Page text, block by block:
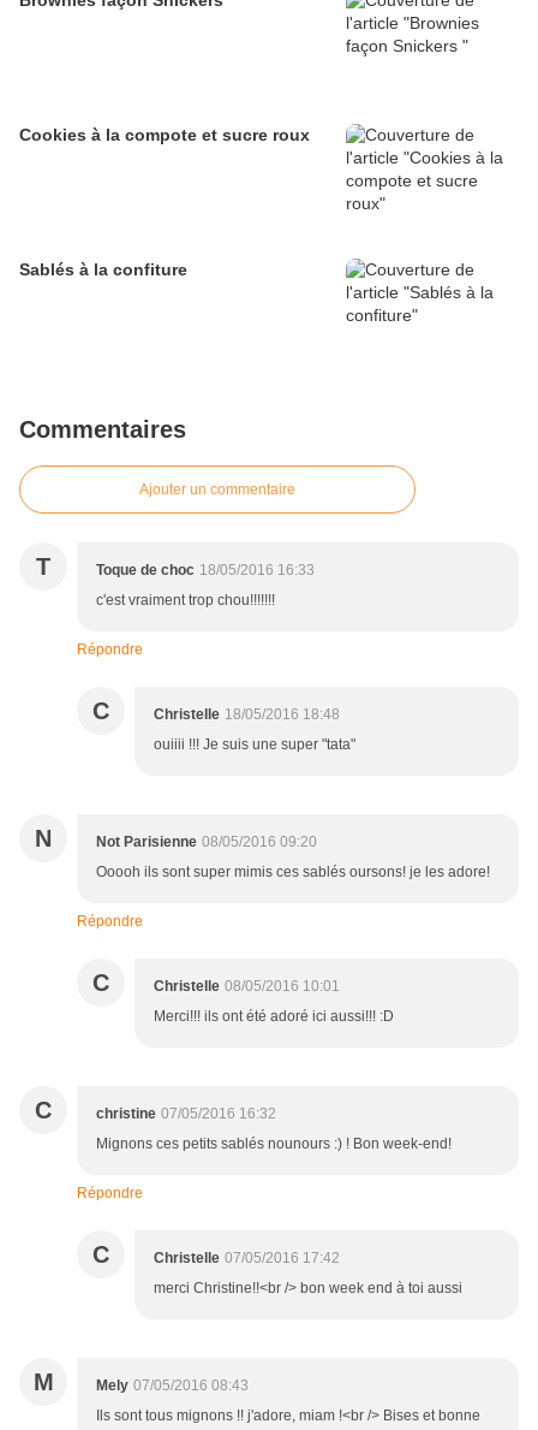
Cookies à la compote et sucre roux
Sablés à la confiture
Commentaires
Ajouter un commentaire
T Toque de choc 18/05/2016 16:33
c'est vraiment trop chou!!!!!!!
Répondre
C Christelle 18/05/2016 18:48
ouiiii !!! Je suis une super "tata"
N Not Parisienne 08/05/2016 09:20
Ooooh ils sont super mimis ces sablés oursons! je les adore!
Répondre
C Christelle 08/05/2016 10:01
Merci!!! ils ont été adoré ici aussi!!! :D
C christine 07/05/2016 16:32
Mignons ces petits sablés nounours :) ! Bon week-end!
Répondre
C Christelle 07/05/2016 17:42
merci Christine!!<br /> bon week end à toi aussi
M Mely 07/05/2016 08:43
Ils sont tous mignons !! j'adore, miam !<br /> Bises et bonne